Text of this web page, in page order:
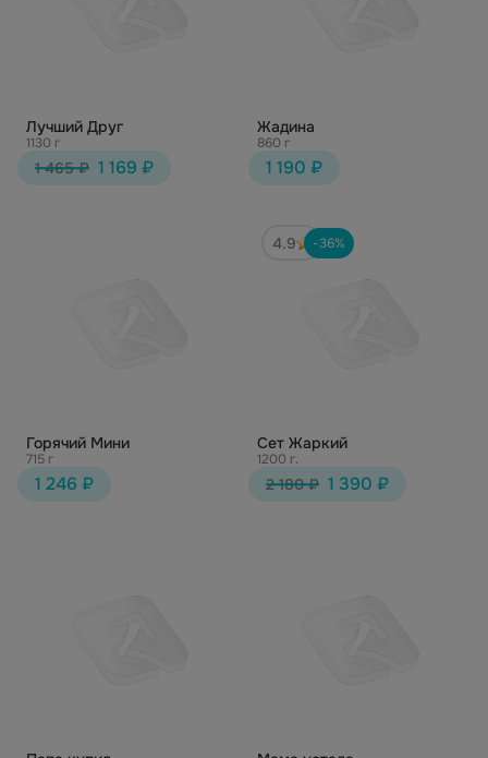
Лучший Друг
1130 г
1 465 ₽ 1 169 ₽
Жадина
860 г
1 190 ₽
Горячий Мини
715 г
1 246 ₽
4.9 -36%
Сет Жаркий
1200 г.
2 180 ₽ 1 390 ₽